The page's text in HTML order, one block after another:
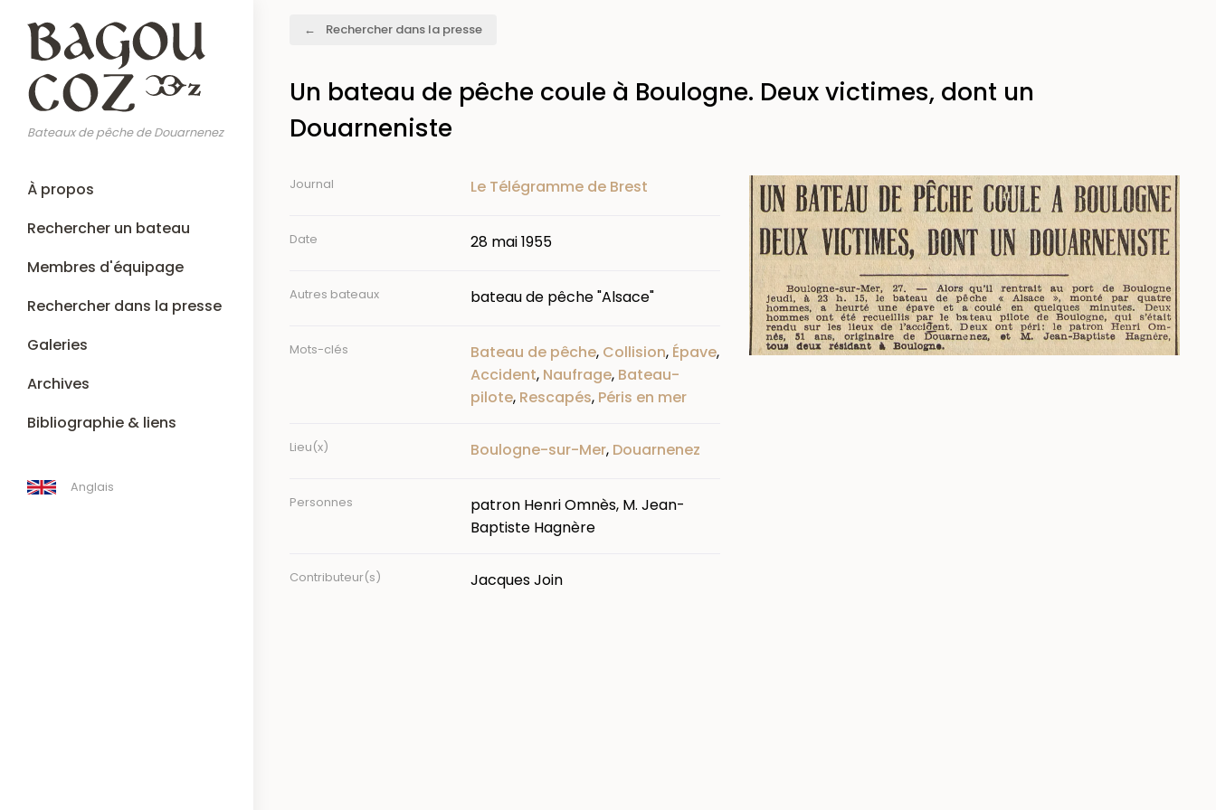
contenu
principal
Bateaux de pêche de Douarnenez
Main
navigation
À propos
Rechercher un bateau
Membres d'équipage
Rechercher dans la presse
Galeries
Archives
Bibliographie & liens
Anglais
Rechercher dans la presse
Un bateau de pêche coule à Boulogne. Deux victimes, dont un
Douarneniste
Journal Le Télégramme de Brest
Date 28 mai 1955
Autres bateaux bateau de pêche "Alsace"
Mots-clés Bateau de pêche, Collision, Épave,
Accident, Naufrage, Bateau-
pilote, Rescapés, Péris en mer
Lieu(x) Boulogne-sur-Mer, Douarnenez
Personnes
patron Henri Omnès, M. Jean-
Baptiste Hagnère
Contributeur(s) Jacques Join
Image